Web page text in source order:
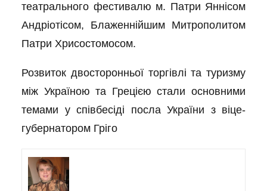
театрального фестивалю м. Патри Яннісом
Андріотісом, Блаженнійшим Митрополитом
Патри Хрисостомосом.
Розвиток двосторонньої торгівлі та туризму
між Україною та Грецією стали основними
темами у співбесіді посла України з віце-
губернатором Гріго